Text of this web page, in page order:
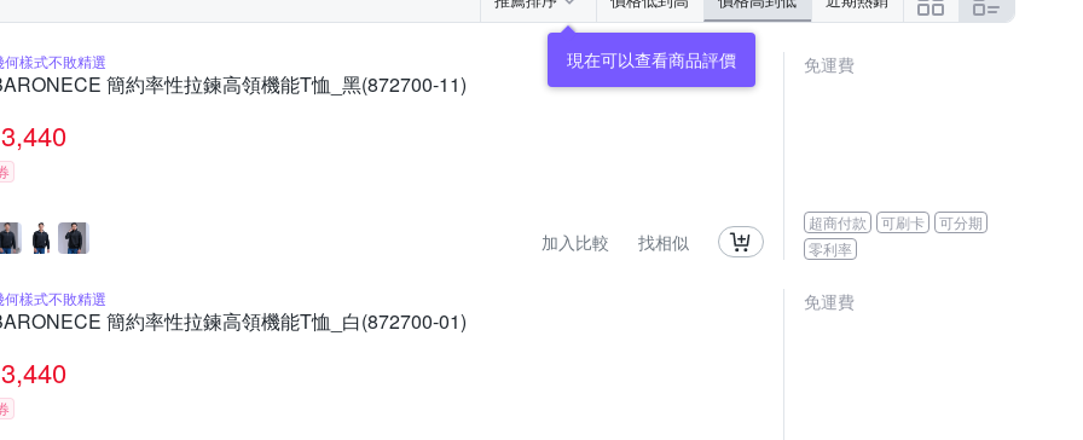
何樣式不敗精選
簡約率性拉鍊高領機能T恤_黑(872700-11)
3,440
加入比較 找相似
免運費
超商付款 可刷卡
可分期
零利率
何樣式不敗精選
簡約率性拉鍊高領機能T恤_白(872700-01)
3,440
免運費